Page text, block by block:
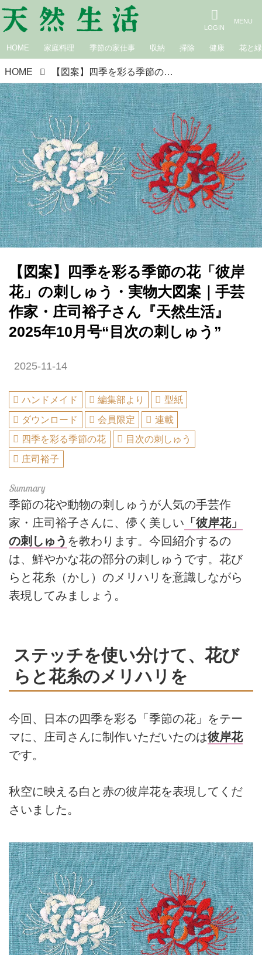
HOME 家庭料理 季節の家仕事 収納 掃除 健康 花と緑
HOME 【図案】四季を彩る季節の花「彼岸花」の刺しゅう・実物大図案｜手芸作家・庄司裕子さん『天然生活』2025年10月号“目次の刺しゅう”
【図案】四季を彩る季節の花「彼岸
花」の刺しゅう・実物大図案｜手芸
作家・庄司裕子さん『天然生活』
2025年10月号“目次の刺しゅう”
2025-11-14
ハンドメイド 編集部より
型紙
ダウンロード
会員限定
連載
四季を彩る季節の花
目次の刺しゅう
庄司裕子
季節の花や動物の刺しゅうが人気の手芸作
家・庄司裕子さんに、儚く美しい 「彼岸花」
の刺しゅう を教わります。今回紹介するの
は、鮮やかな花の部分の刺しゅうです。花び
らと花糸（かし）のメリハリを意識しながら
表現してみましょう。
ステッチを使い分けて、花び
らと花糸のメリハリを
今回、日本の四季を彩る「季節の花」をテー
マに、庄司さんに制作いただいたのは彼岸花
です。
秋空に映える白と赤の彼岸花を表現してくだ
さいました。